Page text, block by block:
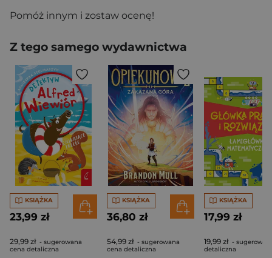
Pomóż innym i zostaw ocenę!
Z tego samego wydawnictwa
KSIĄŻKA
23,99 zł
29,99 zł - sugerowana
cena detaliczna
KSIĄŻKA
36,80 zł
54,99 zł - sugerowana
cena detaliczna
KSIĄŻKA
17,99 zł
19,99 zł -
detaliczna